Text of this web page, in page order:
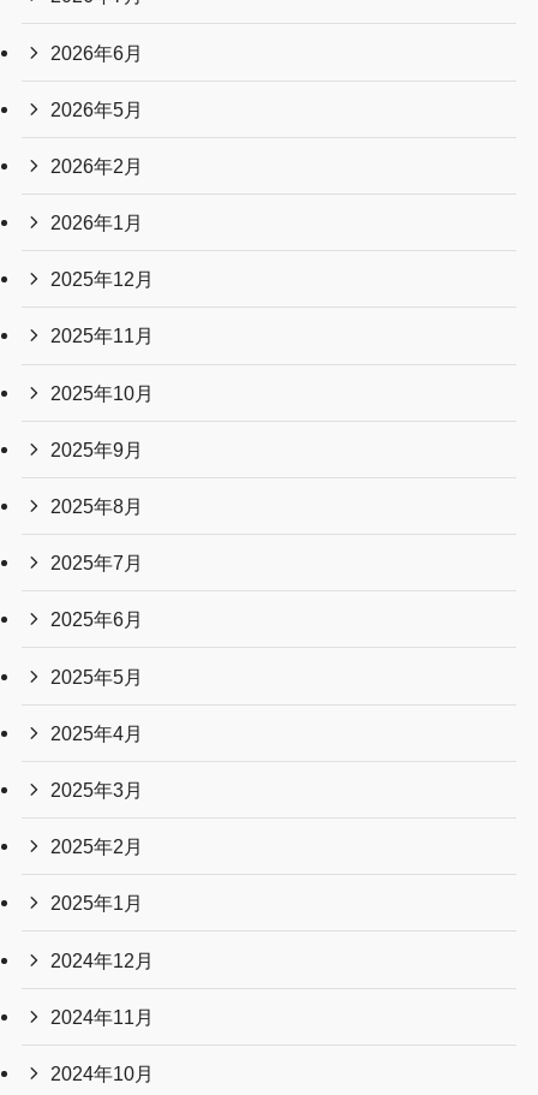
2026年6月
2026年5月
2026年2月
2026年1月
2025年12月
2025年11月
2025年10月
2025年9月
2025年8月
2025年7月
2025年6月
2025年5月
2025年4月
2025年3月
2025年2月
2025年1月
2024年12月
2024年11月
2024年10月